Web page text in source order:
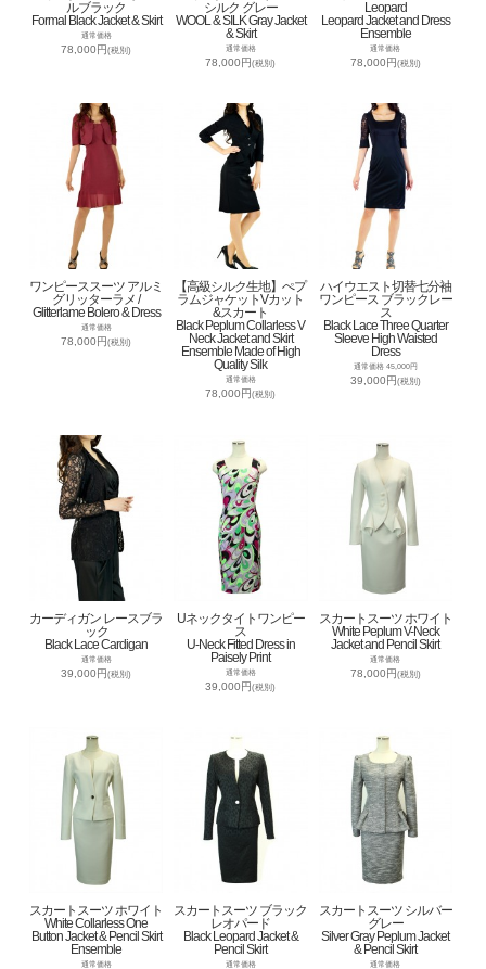
ルブラック
Formal Black Jacket & Skirt
通常価格
78,000円(税別)
シルク グレー
WOOL & SILK Gray Jacket
& Skirt
通常価格
78,000円(税別)
Leopard
Leopard Jacket and Dress
Ensemble
通常価格
78,000円(税別)
ワンピーススーツ アルミ
グリッターラメ /
Glitterlame Bolero & Dress
通常価格
78,000円(税別)
【高級シルク生地】ぺプ
ラムジャケットVカット
&スカート
Black Peplum Collarless V
Neck Jacket and Skirt
Ensemble Made of High
Quality Silk
通常価格
78,000円(税別)
ハイウエスト切替七分袖
ワンピース ブラックレー
ス
Black Lace Three Quarter
Sleeve High Waisted
Dress
通常価格 45,000円
39,000円(税別)
カーディガン レースブラ
ック
Black Lace Cardigan
通常価格
39,000円(税別)
Uネックタイトワンピー
ス
U-Neck Fitted Dress in
Paisely Print
通常価格
39,000円(税別)
スカートスーツ ホワイト
White Peplum V-Neck
Jacket and Pencil Skirt
通常価格
78,000円(税別)
スカートスーツ ホワイト
White Collarless One
Button Jacket & Pencil Skirt
Ensemble
通常価格
スカートスーツ ブラック
レオパード
Black Leopard Jacket &
Pencil Skirt
通常価格
スカートスーツ シルバー
グレー
Silver Gray Peplum Jacket
& Pencil Skirt
通常価格